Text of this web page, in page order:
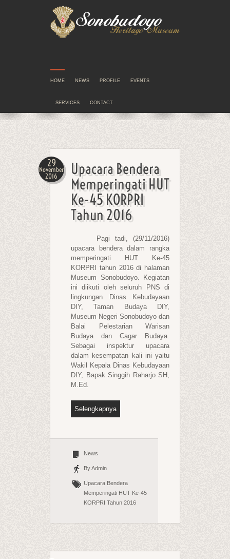
HOME NEWS PROFILE EVENTS
SERVICES CONTACT
29
November
2016
Upacara Bendera
Memperingati HUT
Ke-45 KORPRI
Tahun 2016
Pagi tadi, (29/11/2016)
upacara bendera dalam rangka
memperingati HUT Ke-45
KORPRI tahun 2016 di halaman
Museum Sonobudoyo. Kegiatan
ini diikuti oleh seluruh PNS di
lingkungan Dinas Kebudayaan
DIY, Taman Budaya DIY,
Museum Negeri Sonobudoyo dan
Balai Pelestarian Warisan
Budaya dan Cagar Budaya.
Sebagai inspektur upacara
dalam kesempatan kali ini yaitu
Wakil Kepala Dinas Kebudayaan
DIY, Bapak Singgih Raharjo SH,
M.Ed.
Selengkapnya
News
By Admin
Upacara Bendera
Memperingati HUT Ke-45
KORPRI Tahun 2016